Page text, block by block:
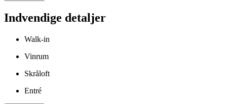
Indvendige detaljer
Walk-in
Vinrum
Skråloft
Entré